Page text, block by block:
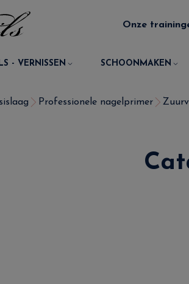
Onze
- VERNISSEN SCHOONMAKEN
Professionele nagelprimer